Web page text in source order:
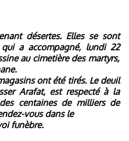
a accompagné, lundi 22
au cimetière des martyrs,
ont été tirés. Le deuil
Arafat, est respecté à la
centaines de milliers de
vous dans le
funèbre.